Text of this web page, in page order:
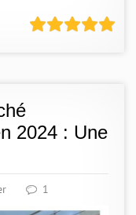
2024 : Une
1